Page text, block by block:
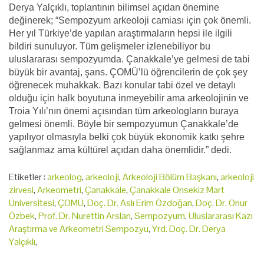
Derya Yalçıklı, toplantının bilimsel açıdan önemine
değinerek; “Sempozyum arkeoloji camiası için çok önemli.
Her yıl Türkiye’de yapılan araştırmaların hepsi ile ilgili
bildiri sunuluyor. Tüm gelişmeler izlenebiliyor bu
uluslararası sempozyumda. Çanakkale’ye gelmesi de tabi
büyük bir avantaj, şans. ÇOMÜ’lü öğrencilerin de çok şey
öğrenecek muhakkak. Bazı konular tabi özel ve detaylı
olduğu için halk boyutuna inmeyebilir ama arkeolojinin ve
Troia Yılı’nın önemi açısından tüm arkeologların buraya
gelmesi önemli. Böyle bir sempozyumun Çanakkale’de
yapılıyor olmasıyla belki çok büyük ekonomik katkı şehre
sağlanmaz ama kültürel açıdan daha önemlidir.” dedi.
Etiketler :arkeolog,arkeoloji,Arkeoloji Bölüm Başkanı,arkeoloji
zirvesi,Arkeometri,Çanakkale,Çanakkale Onsekiz Mart
Üniversitesi,ÇOMÜ,Doç. Dr. Aslı Erim Özdoğan,Doç. Dr. Onur
Özbek,Prof. Dr. Nurettin Arslan,Sempozyum,Uluslararası Kazı
Araştırma ve Arkeometri Sempozyu,Yrd. Doç. Dr. Derya
Yalçıklı,